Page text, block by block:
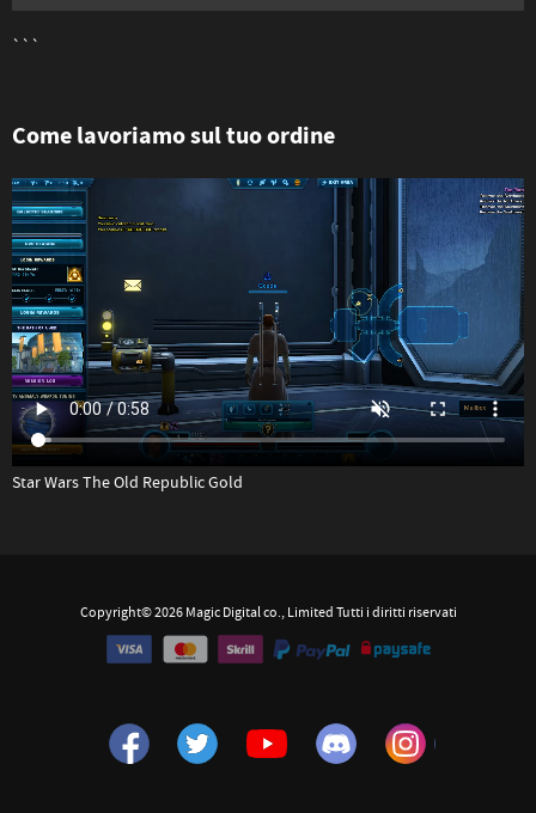
```
Come lavoriamo sul tuo ordine
Star Wars The Old Republic Gold
Copyright© 2026 Magic Digital co., Limited Tutti i diritti riservati